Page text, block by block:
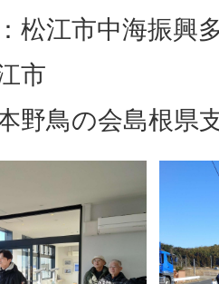
松江市中海振興
市
野鳥の会島根県